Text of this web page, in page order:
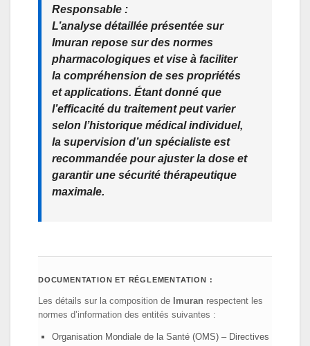
Responsable :
L’analyse détaillée présentée sur
Imuran repose sur des normes
pharmacologiques et vise à faciliter
la compréhension de ses propriétés
et applications. Étant donné que
l’efficacité du traitement peut varier
selon l’historique médical individuel,
la supervision d’un spécialiste est
recommandée pour ajuster la dose et
garantir une sécurité thérapeutique
maximale.
DOCUMENTATION ET RÉGLEMENTATION :
Les détails sur la composition de Imuran respectent les
normes d’information des entités suivantes :
Organisation Mondiale de la Santé (OMS) – Directives